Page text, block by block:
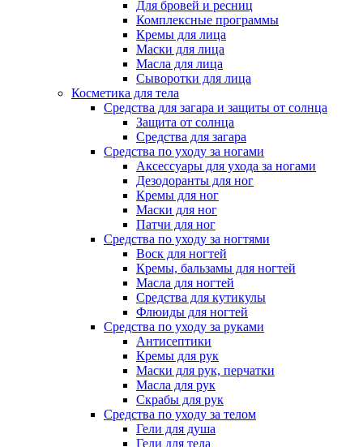
Для бровей и ресниц
Комплексные программы
Кремы для лица
Маски для лица
Масла для лица
Сыворотки для лица
Косметика для тела
Средства для загара и защиты от солнца
Защита от солнца
Средства для загара
Средства по уходу за ногами
Аксессуары для ухода за ногами
Дезодоранты для ног
Кремы для ног
Маски для ног
Патчи для ног
Средства по уходу за ногтями
Воск для ногтей
Кремы, бальзамы для ногтей
Масла для ногтей
Средства для кутикулы
Флюиды для ногтей
Средства по уходу за руками
Антисептики
Кремы для рук
Маски для рук, перчатки
Масла для рук
Скрабы для рук
Средства по уходу за телом
Гели для душа
Гели для тела